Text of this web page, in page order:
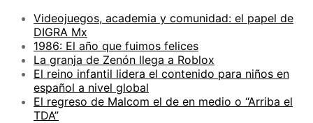
Videojuegos, academia y comunidad: el papel de
DIGRA Mx
1986: El año que fuimos felices
La granja de Zenón llega a Roblox
El reino infantil lidera el contenido para niños en
español a nivel global
El regreso de Malcom el de en medio o “Arriba el
TDA”